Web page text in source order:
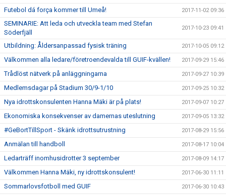
Futebol dá força kommer till Umeå! 2017-11-02 09:36
SEMINARIE: Att leda och utveckla team med Stefan
Söderfjäll
2017-10-23 09:41
Utbildning: Åldersanpassad fysisk träning 2017-10-05 09:12
Välkommen alla ledare/företroendevalda till GUIF-kvällen! 2017-09-29 15:46
Trådlöst nätverk på anläggningarna 2017-09-27 10:39
Medlemsdagar på Stadium 30/9-1/10 2017-09-25 10:32
Nya idrottskonsulenten Hanna Mäki är på plats! 2017-09-07 10:27
Ekonomiska konsekvenser av damernas uteslutning 2017-09-05 13:32
#GeBortTillSport - Skänk idrottsutrustning 2017-08-29 15:56
Anmälan till handboll 2017-08-17 10:04
Ledarträff inomhusidrotter 3 september 2017-08-09 14:17
Välkommen Hanna Mäki, ny idrottskonsulent! 2017-06-30 11:11
Sommarlovsfotboll med GUIF 2017-06-30 10:43